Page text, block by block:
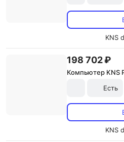
KNS
198 702 ₽
Компьютер KNS
Есть
KNS